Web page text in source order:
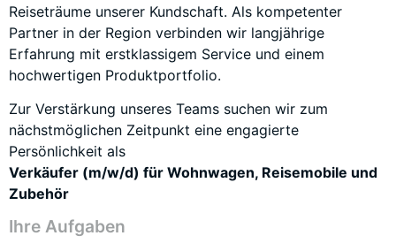
Reiseträume unserer Kundschaft. Als kompetenter
Partner in der Region verbinden wir langjährige
Erfahrung mit erstklassigem Service und einem
hochwertigen Produktportfolio.
Zur Verstärkung unseres Teams suchen wir zum
nächstmöglichen Zeitpunkt eine engagierte
Persönlichkeit als
Verkäufer (m/w/d) für Wohnwagen, Reisemobile und
Zubehör
Ihre Aufgaben